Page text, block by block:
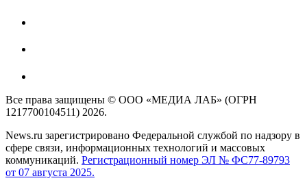
Все права защищены © ООО «МЕДИА ЛАБ» (ОГРН
1217700104511) 2026.
News.ru зарегистрировано Федеральной службой по надзору в
сфере связи, информационных технологий и массовых
коммуникаций. Регистрационный номер ЭЛ № ФС77-89793
от 07 августа 2025.